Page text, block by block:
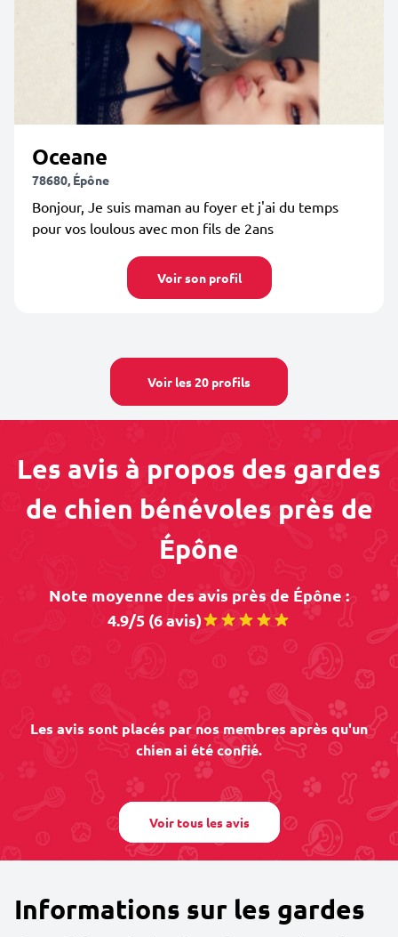
Oceane
78680, Épône
Bonjour, Je suis maman au foyer et j'ai du temps
pour vos loulous avec mon fils de 2ans
Voir son profil
Voir les 20 profils
Les avis à propos des gardes
de chien bénévoles près de
Épône
Note moyenne des avis près de Épône :
4.9/5 (6 avis)
Les avis sont placés par nos membres après qu'un
chien ai été confié.
Voir tous les avis
Informations sur les gardes